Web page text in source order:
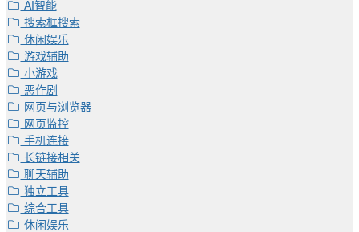
AI智能
搜索框搜索
休闲娱乐
游戏辅助
小游戏
恶作剧
网页与浏览器
网页监控
手机连接
长链接相关
聊天辅助
独立工具
综合工具
休闲娱乐